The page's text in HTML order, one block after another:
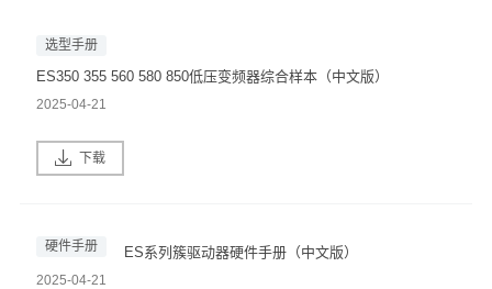
选型手册
ES350 355 560 580 850低压变频器综合样本（中文版）
2025-04-21
下载
硬件手册 ES系列簇驱动器硬件手册（中文版）
2025-04-21